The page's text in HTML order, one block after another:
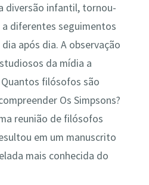
diversão infantil, tornou-
diferentes seguimentos
após dia. A observação
da mídia a
filósofos são
Os Simpsons?
reunião de filósofos
em um manuscrito
mais conhecida do